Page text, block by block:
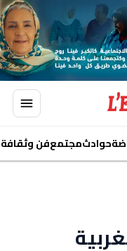
حوادثمجتمعفن وثقافة